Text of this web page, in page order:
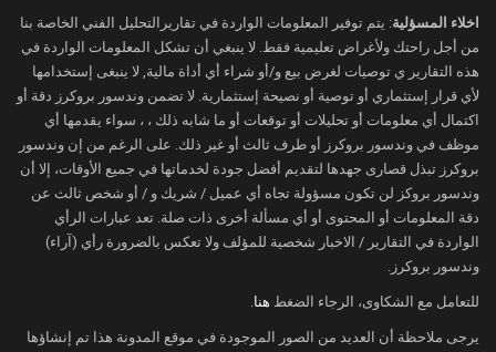
كما أظهرت بيانات إدارة معلومات الطاقة
الأمريكية انخفاض مخزونات النفط الخام
بمقدار 8 ملايين برميل خلال الأسبوع المنتهي
في 29 مايو لتصل إلى 433.7 مليون برميل،
متجاوزة توقعات المحللين التي أشارت إلى
تراجع بنحو 4 ملايين برميل فقط.
وقال إمريل جميل، كبير محللي النفط لدى «إل
إس إي جي»، إن تعثر المحادثات الأمريكية
الإيرانية إلى جانب التحذيرات المتعلقة بتراجع
المخاطر إلى أسعار النفط.
اخلاء المسؤلية: يتم توفير المعلومات الواردة في تقاريرالتحليل الفني الخاصة بنا
من أجل راحتك ولأغراض تعليمية فقط. لا ينبغي أن تشكل المعلومات الواردة في
هذه التقارير ي توصيات لغرض بيع و/أو شراء أي أداة مالية, لا ينبغى إستخدامها
لأي قرار إستثماري أو توصية أو نصيحة إستثمارية. لا تضمن وندسور بروكرز دقة أو
اكتمال أي معلومات أو تحليلات أو توقعات أو ما شابه ذلك ، ، سواء يقدمها أي
موظف في وندسور بروكرز أو طرف ثالث أو غير ذلك. على الرغم من إن وندسور
بروكرز تبذل قصارى جهدها لتقديم أفضل جودة لخدماتها في جميع الأوقات، إلا أن
وندسور بروكز لن تكون مسؤولة تجاه أي عميل / شريك و / أو شخص ثالث عن
دقة المعلومات أو المحتوى أو أي مسألة أخرى ذات صلة. تعد عبارات الرأي
الواردة في التقارير / الاخبار شخصية للمؤلف ولا تعكس بالضرورة رأي (آراء)
وندسور بروكرز.
للتعامل مع الشكاوى، الرجاء الضغط هنا
يرجى ملاحظة أن العديد من الصور الموجودة في موقع المدونة هذا تم إنشاؤها